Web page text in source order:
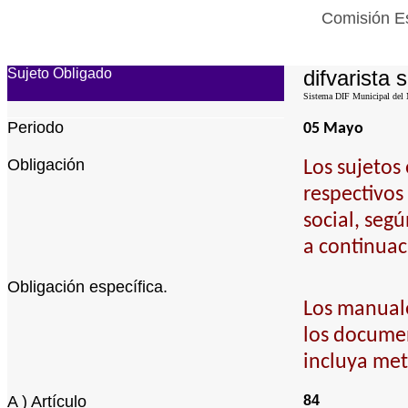
Comisión
Sujeto Obligado difvarista
Sistema DIF Municipal del
Periodo 05 Mayo
Obligación
Los
social,
a
Obligación específica.
Los
los
incluya
A ) Artículo 84